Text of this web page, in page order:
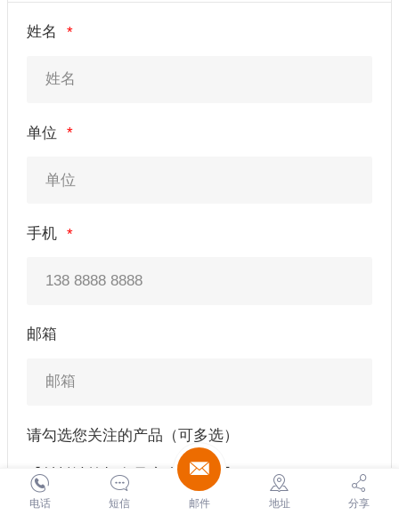
姓名
单位
手机
邮箱
请勾选您关注的产品（可多选）
【材料计算与多尺度建模软件】
第一性原理计算软件：ASAP
电话 短信 邮件 地址 分享